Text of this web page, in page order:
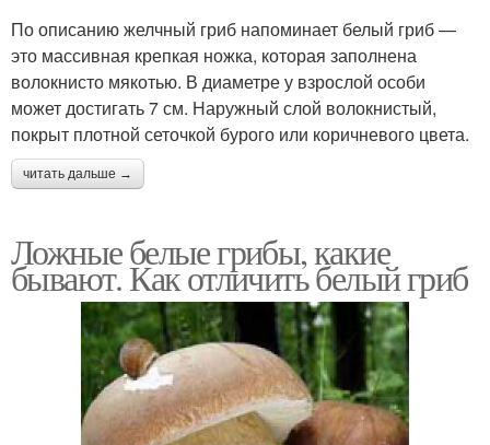
По описанию желчный гриб напоминает белый гриб —
это массивная крепкая ножка, которая заполнена
волокнисто мякотью. В диаметре у взрослой особи
может достигать 7 см. Наружный слой волокнистый,
покрыт плотной сеточкой бурого или коричневого цвета.
читать дальше →
Ложные белые грибы, какие
бывают. Как отличить белый гриб